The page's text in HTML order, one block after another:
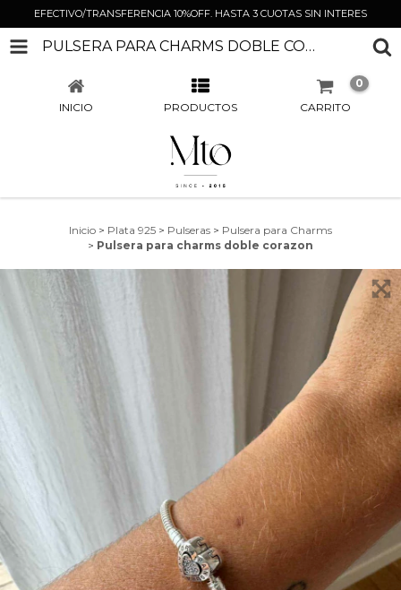
EFECTIVO/TRANSFERENCIA 10%OFF. HASTA 3 CUOTAS SIN INTERES
PULSERA PARA CHARMS DOBLE CORAZON
INICIO PRODUCTOS CARRITO
0
Inicio > Plata 925 > Pulseras > Pulsera para Charms
> Pulsera para charms doble corazon